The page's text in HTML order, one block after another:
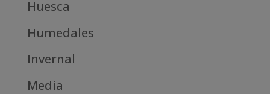
Huesca
Humedales
Invernal
Media